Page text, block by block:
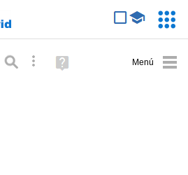
Búsqueda avanzada
Ayuda
(en